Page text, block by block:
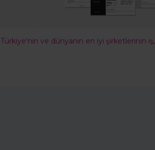
Türkiye'nin ve dünyanın en iyi şirketlerinin iş,